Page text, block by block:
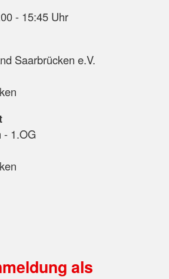
21.10.2027 , 08:00 - 15:45 Uhr
Saarbrücken e.V.
- 1.OG
als